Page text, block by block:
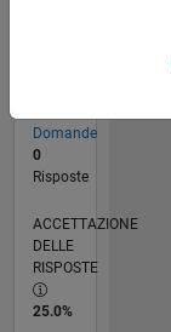
Domande
0
Risposte
ACCETTAZIONE
DELLE
RISPOSTE
25.0%